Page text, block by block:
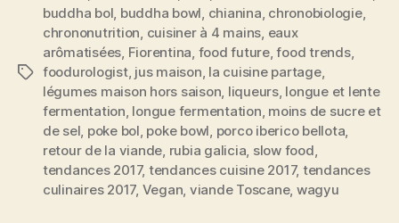
Étiquettes
buddha bol buddha bowl chianina chronobiologie,
chrononutrition cuisiner à 4 mains eaux
arômatisées Fiorentina food future,food trends,
foodurologist, jus maison la cuisine partage,
légumes maison hors saison liqueurs, longue et lente
fermentation longue fermentation moins de sucre et
de sel poke bol poke bowl porco iberico bellota
retour de la viande rubia galicia slow food
tendances 2017, tendances cuisine 2017, tendances
culinaires 2017, Vegan viande Toscane, wagyu